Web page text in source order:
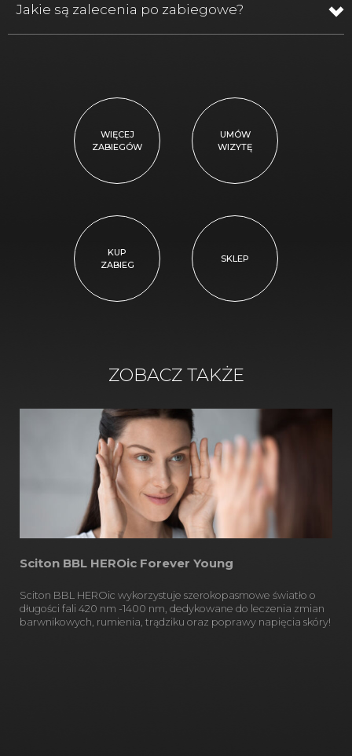
Jakie są zalecenia po zabiegowe?
WIĘCEJ
ZABIEGÓW
UMÓW
WIZYTĘ
KUP
ZABIEG
SKLEP
ZOBACZ TAKŻE
Sciton BBL HEROic Forever Young
Sciton BBL HEROic wykorzystuje szerokopasmowe światło o
długości fali 420 nm -1400 nm, dedykowane do leczenia zmian
barwnikowych, rumienia, trądziku oraz poprawy napięcia skóry!